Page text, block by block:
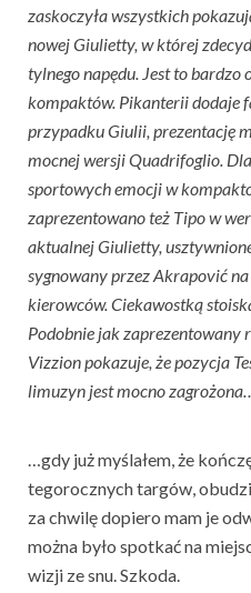
zaskoczyła wszystkich
nowej Giulietty, w której
tylnego napędu. Jest to bardzo
kompaktów. Pikanterii dodaje
przypadku Giulii, prezentację
mocnej wersji Quadrifoglio.
sportowych emocji w
zaprezentowano też Tipo w
aktualnej Giulietty,
sygnowany przez Akrapović
kierowców. Ciekawostką
Podobnie jak zaprezentowany
Vizzion pokazuje, że pozycja
limuzyn jest mocno
…gdy już myślałem, że
tegorocznych targów,
za chwilę dopiero mam je
można było spotkać na
wizji ze snu. Szkoda.